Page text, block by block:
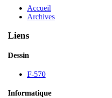
Accueil
Archives
Liens
Dessin
F-570
Informatique